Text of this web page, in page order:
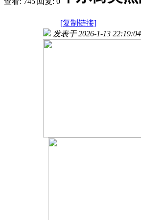
[复制链接]
发表于 2026-1-13 22:19:04